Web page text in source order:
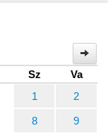
Sz
Va
1
2
8 9